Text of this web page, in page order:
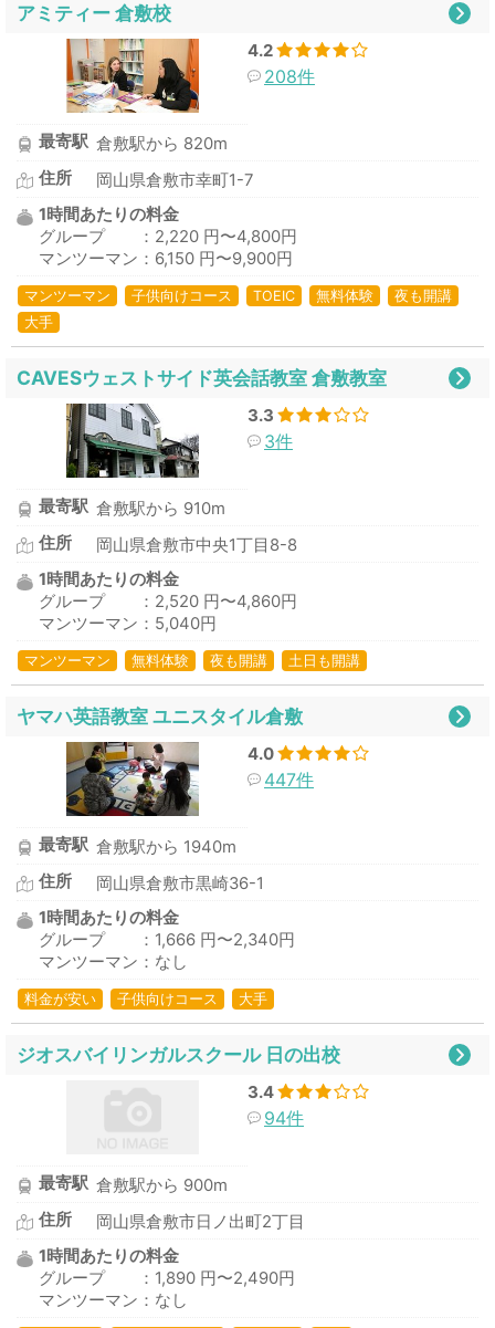
アミティー 倉敷校
4.2
208件
最寄駅 倉敷駅から 820m
住所
岡山県倉敷市幸町1-7
1時間あたりの料金
グループ ：2,220 円〜4,800円
マンツーマン：6,150 円〜9,900円
マンツーマン 子供向けコース TOEIC 無料体験
夜も開講
大手
CAVESウェストサイド英会話教室 倉敷教室
3.3
3件
最寄駅 倉敷駅から 910m
住所
岡山県倉敷市中央1丁目8-8
1時間あたりの料金
グループ ：2,520 円〜4,860円
マンツーマン：5,040円
マンツーマン 無料体験 夜も開講 土日も開講
ヤマハ英語教室 ユニスタイル倉敷
4.0
447件
最寄駅 倉敷駅から 1940m
住所
岡山県倉敷市黒崎36-1
1時間あたりの料金
グループ ：1,666 円〜2,340円
マンツーマン：なし
料金が安い 子供向けコース 大手
ジオスバイリンガルスクール 日の出校
3.4
94件
最寄駅 倉敷駅から 900m
住所
岡山県倉敷市日ノ出町2丁目
1時間あたりの料金
グループ ：1,890 円〜2,490円
マンツーマン：なし